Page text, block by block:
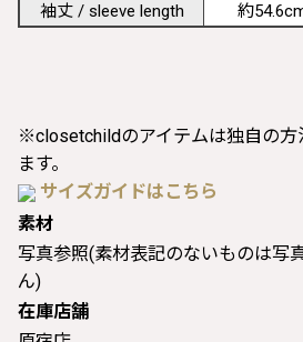
袖丈 / sleeve length
約
※closetchildのアイテムは独自の方
ます。
サイズガイドはこちら
素材
写真参照(素材表記のないものは写
ん)
在庫店舗